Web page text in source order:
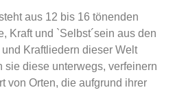
aus 12 bis 16 tönenden
Kraft und `Selbst´sein aus den
Kraftliedern dieser Welt
sie diese unterwegs, verfeinern
von Orten, die aufgrund ihrer